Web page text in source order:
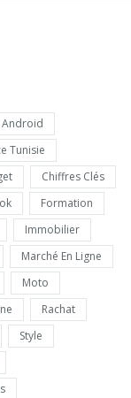
Android
Tunisie
Chiffres Clés
Formation
Immobilier
Marché En Ligne
Moto
Rachat
Style